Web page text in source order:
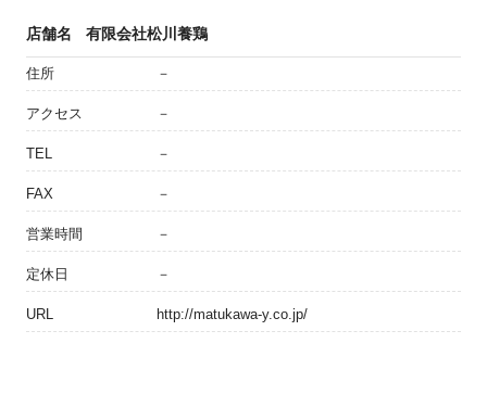
店舗名 有限会社松川養鶏
住所 －
アクセス －
TEL －
FAX －
営業時間 －
定休日 －
URL http://matukawa-y.co.jp/